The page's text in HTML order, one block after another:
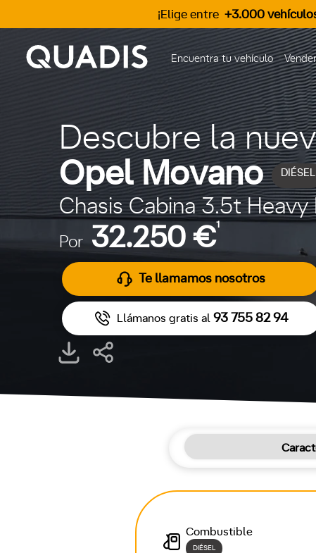
¡Elige entre +3.000
Encuentra tu vehículo
Descubre la
Opel Movano
DIÉSEL
Chasis Cabina 3.5t
Por 32.250 €1
Te llamamos nosotros
Llámanos gratis al 93 755 82 94
Combustible
DIÉSEL